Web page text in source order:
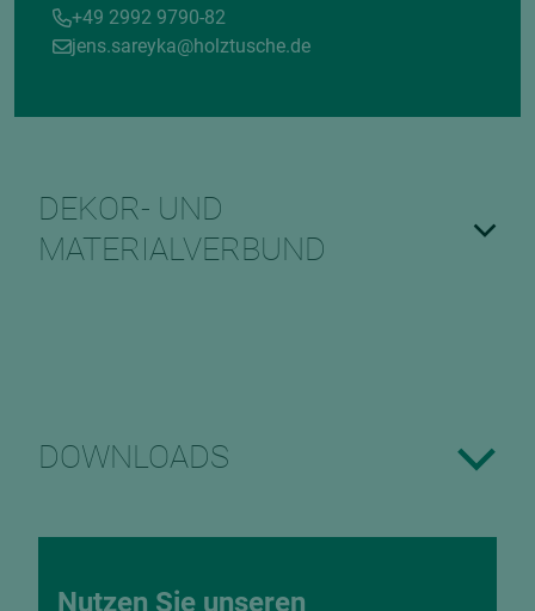
+49 2992 9790-82
jens.sareyka@holztusche.de
DEKOR- UND
MATERIALVERBUND
DOWNLOADS
Nutzen Sie unseren